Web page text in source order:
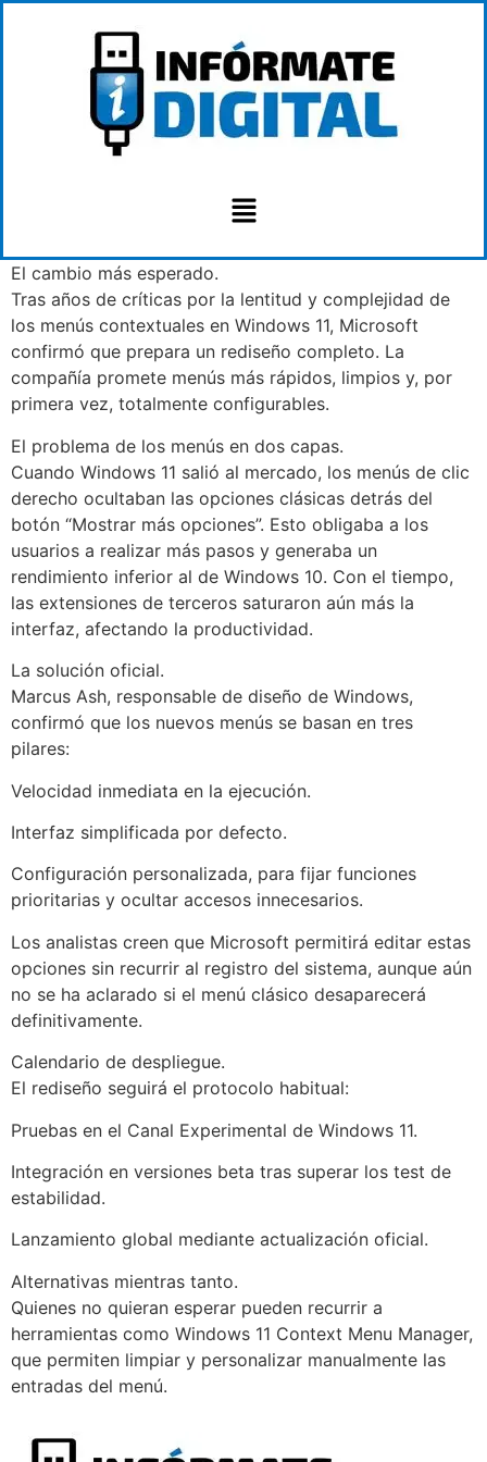
El cambio más esperado.
Tras años de críticas por la lentitud y complejidad de
los menús contextuales en Windows 11, Microsoft
confirmó que prepara un rediseño completo. La
compañía promete menús más rápidos, limpios y, por
primera vez, totalmente configurables.
El problema de los menús en dos capas.
Cuando Windows 11 salió al mercado, los menús de clic
derecho ocultaban las opciones clásicas detrás del
botón “Mostrar más opciones”. Esto obligaba a los
usuarios a realizar más pasos y generaba un
rendimiento inferior al de Windows 10. Con el tiempo,
las extensiones de terceros saturaron aún más la
interfaz, afectando la productividad.
La solución oficial.
Marcus Ash, responsable de diseño de Windows,
confirmó que los nuevos menús se basan en tres
pilares:
Velocidad inmediata en la ejecución.
Interfaz simplificada por defecto.
Configuración personalizada, para fijar funciones
prioritarias y ocultar accesos innecesarios.
Los analistas creen que Microsoft permitirá editar estas
opciones sin recurrir al registro del sistema, aunque aún
no se ha aclarado si el menú clásico desaparecerá
definitivamente.
Calendario de despliegue.
El rediseño seguirá el protocolo habitual:
Pruebas en el Canal Experimental de Windows 11.
Integración en versiones beta tras superar los test de
estabilidad.
Lanzamiento global mediante actualización oficial.
Alternativas mientras tanto.
Quienes no quieran esperar pueden recurrir a
herramientas como Windows 11 Context Menu Manager,
que permiten limpiar y personalizar manualmente las
entradas del menú.